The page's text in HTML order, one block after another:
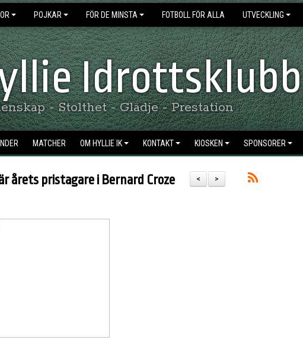
POJKAR FÖR DE MINSTA FOTBOLL FÖR ALLA UTVECKLING
Idrottsklubb
- Stolthet - Glädje - Prestation
MATCHER OM HYLLIE IK KONTAKT KIOSKEN SPONSORER
>
<
årets pristagare i Bernard Croze